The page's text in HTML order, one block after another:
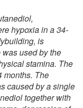
hypoxia in a 34-
is
used by the
stamina. The
months. The
caused by a single
together with